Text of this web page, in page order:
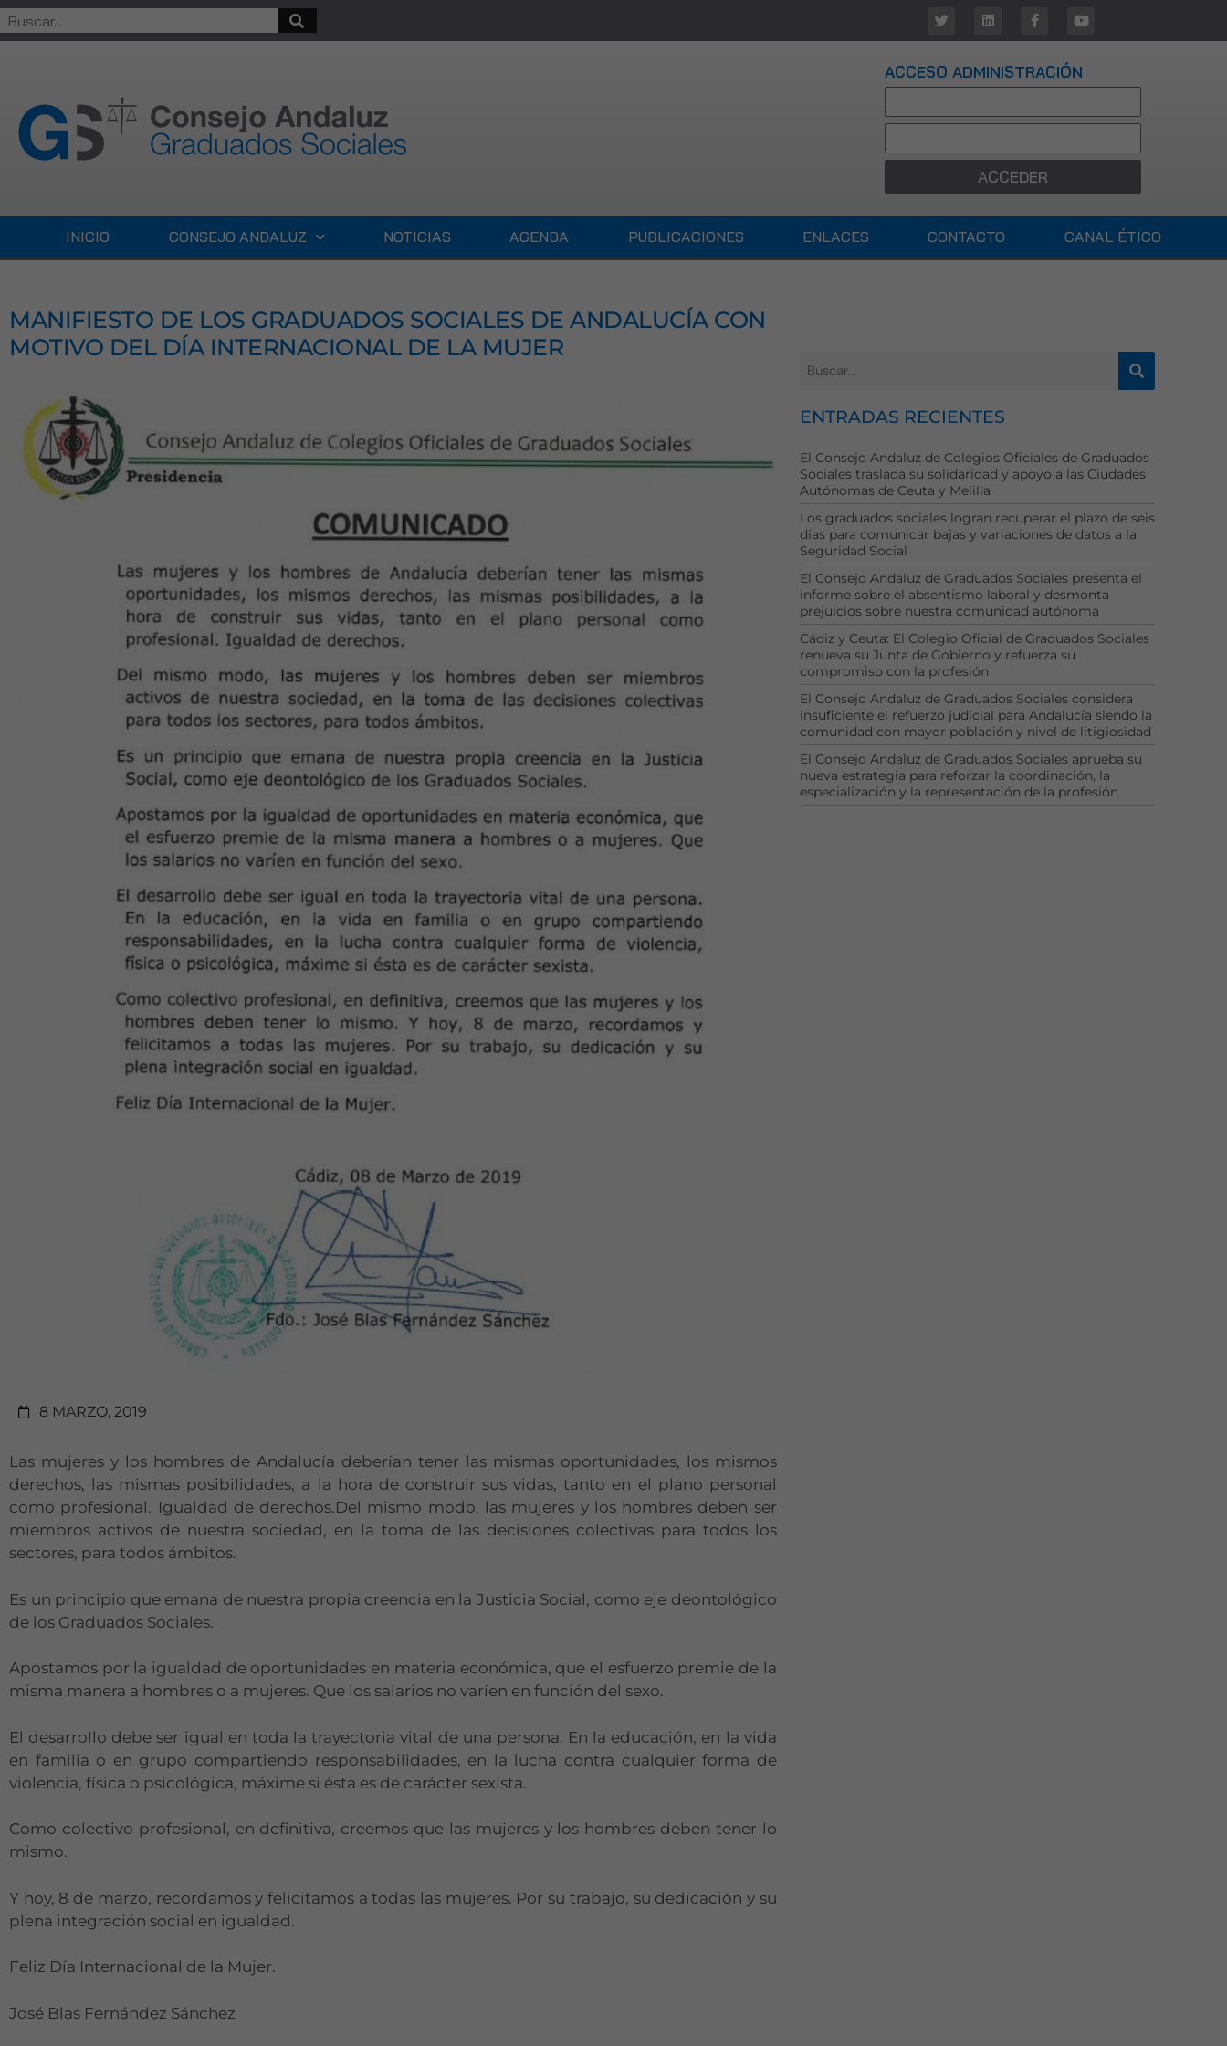
ACCESO ADMINISTRACIÓN
ACCEDER
INICIO CONSEJO ANDALUZ NOTICIAS AGENDA PUBLICACIONES ENLACES CONTACTO CANAL ÉTICO
MANIFIESTO DE LOS GRADUADOS SOCIALES DE ANDALUCÍA CON
MOTIVO DEL DÍA INTERNACIONAL DE LA MUJER
8 MARZO, 2019
Las mujeres y los hombres de Andalucía deberían tener las mismas oportunidades, los mismos
derechos, las mismas posibilidades, a la hora de construir sus vidas, tanto en el plano personal
como profesional. Igualdad de derechos.Del mismo modo, las mujeres y los hombres deben ser
miembros activos de nuestra sociedad, en la toma de las decisiones colectivas para todos los
sectores, para todos ámbitos.
Es un principio que emana de nuestra propia creencia en la Justicia Social, como eje deontológico
de los Graduados Sociales.
Apostamos por la igualdad de oportunidades en materia económica, que el esfuerzo premie de la
misma manera a hombres o a mujeres. Que los salarios no varíen en función del sexo.
El desarrollo debe ser igual en toda la trayectoria vital de una persona. En la educación, en la vida
en familia o en grupo compartiendo responsabilidades, en la lucha contra cualquier forma de
violencia, física o psicológica, máxime si ésta es de carácter sexista.
Como colectivo profesional, en definitiva, creemos que las mujeres y los hombres deben tener lo
mismo.
Y hoy, 8 de marzo, recordamos y felicitamos a todas las mujeres. Por su trabajo, su dedicación y su
plena integración social en igualdad.
Feliz Día Internacional de la Mujer.
José Blas Fernández Sánchez
ENTRADAS RECIENTES
El Consejo Andaluz de Colegios Oficiales de Graduados
Sociales traslada su solidaridad y apoyo a las Ciudades
Autónomas de Ceuta y Melilla
Los graduados sociales logran recuperar el plazo de seis
días para comunicar bajas y variaciones de datos a la
Seguridad Social
El Consejo Andaluz de Graduados Sociales presenta el
informe sobre el absentismo laboral y desmonta
prejuicios sobre nuestra comunidad autónoma
Cádiz y Ceuta: El Colegio Oficial de Graduados Sociales
renueva su Junta de Gobierno y refuerza su
compromiso con la profesión
El Consejo Andaluz de Graduados Sociales considera
insuficiente el refuerzo judicial para Andalucía siendo la
comunidad con mayor población y nivel de litigiosidad
El Consejo Andaluz de Graduados Sociales aprueba su
nueva estrategia para reforzar la coordinación, la
especialización y la representación de la profesión